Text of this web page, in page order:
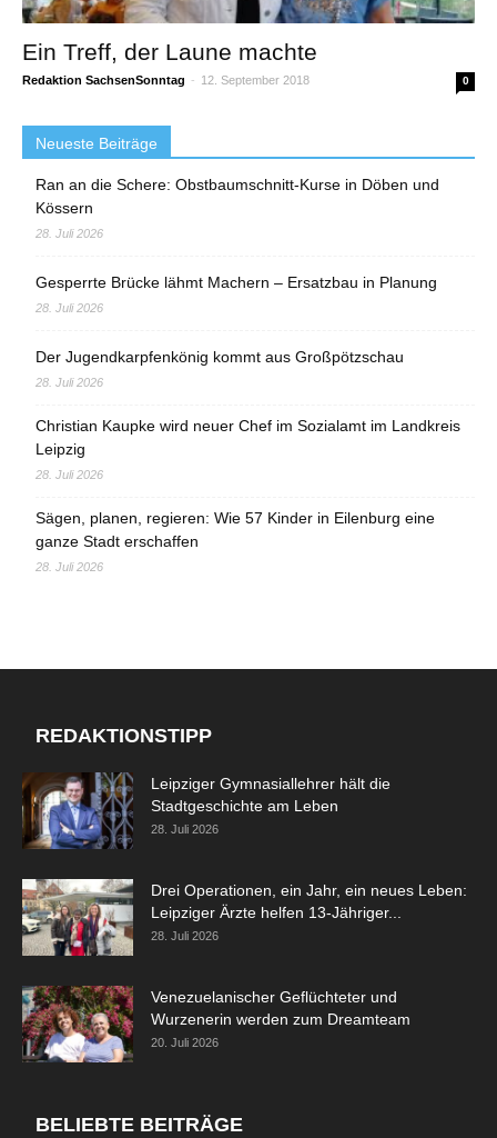
Ein Treff, der Laune machte
Redaktion SachsenSonntag - 12. September 2018 0
Neueste Beiträge
Ran an die Schere: Obstbaumschnitt-Kurse in Döben und
Kössern
28. Juli 2026
Gesperrte Brücke lähmt Machern – Ersatzbau in Planung
28. Juli 2026
Der Jugendkarpfenkönig kommt aus Großpötzschau
28. Juli 2026
Christian Kaupke wird neuer Chef im Sozialamt im Landkreis
Leipzig
28. Juli 2026
Sägen, planen, regieren: Wie 57 Kinder in Eilenburg eine
ganze Stadt erschaffen
28. Juli 2026
REDAKTIONSTIPP
Leipziger Gymnasiallehrer hält die
Stadtgeschichte am Leben
28. Juli 2026
Drei Operationen, ein Jahr, ein neues Leben:
Leipziger Ärzte helfen 13-Jähriger...
28. Juli 2026
Venezuelanischer Geflüchteter und
Wurzenerin werden zum Dreamteam
20. Juli 2026
BELIEBTE BEITRÄGE